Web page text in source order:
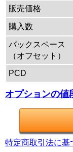
販売価格
購入数
バックスペース
（オフセット）
PCD
オプションの値
特定商取引法に基